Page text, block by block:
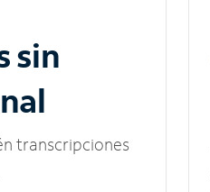
sin
transcripciones